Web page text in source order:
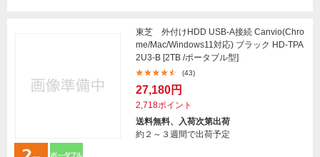
東芝 外付けHDD USB-A接続 Canvio(Chro
me/Mac/Windows11対応) ブラック HD-TPA
2U3-B [2TB /ポータブル型]
(43)
27,180円
2,718ポイント
送料無料、入荷次第出荷
約２～３週間で出荷予定